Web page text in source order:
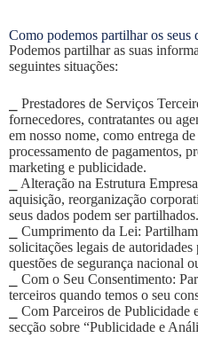
Como podemos partilhar os seus
Podemos partilhar as suas
seguintes situações:
⎯ Prestadores de Serviços
fornecedores, contratantes ou
em nosso nome, como entrega
processamento de pagamentos,
marketing e publicidade.
⎯ Alteração na Estrutura
aquisição, reorganização
seus dados podem ser partilhados.
⎯ Cumprimento da Lei:
solicitações legais de
questões de segurança nacional
⎯ Com o Seu Consentimento:
terceiros quando temos o seu
⎯ Com Parceiros de Publicidade
secção sobre “Publicidade e